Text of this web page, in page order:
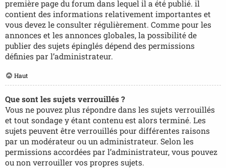
première page du forum dans lequel il a été publié. il
contient des informations relativement importantes et
vous devez le consulter régulièrement. Comme pour les
annonces et les annonces globales, la possibilité de
publier des sujets épinglés dépend des permissions
définies par l’administrateur.
Haut
Que sont les sujets verrouillés ?
Vous ne pouvez plus répondre dans les sujets verrouillés
et tout sondage y étant contenu est alors terminé. Les
sujets peuvent être verrouillés pour différentes raisons
par un modérateur ou un administrateur. Selon les
permissions accordées par l’administrateur, vous pouvez
ou non verrouiller vos propres sujets.